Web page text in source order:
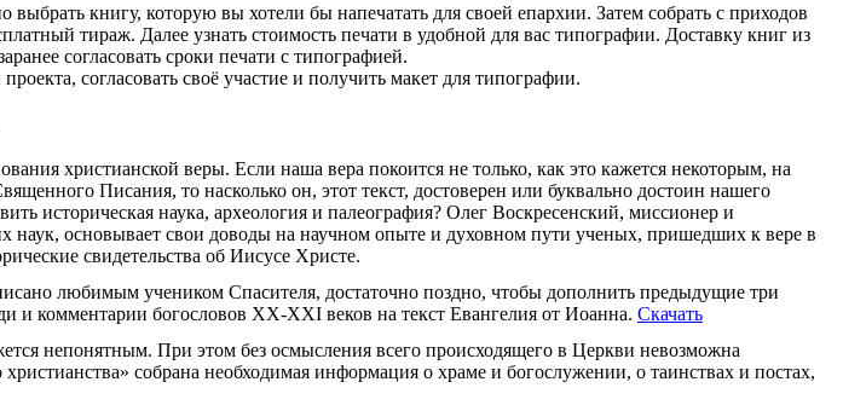
выбрать книгу, которую вы хотели бы напечатать для своей епархии. Затем собрать с приходов
тираж. Далее узнать стоимость печати в удобной для вас типографии. Доставку книг из
согласовать сроки печати с типографией.
согласовать своё участие и получить макет для типографии.
христианской веры. Если наша вера покоится не только, как это кажется некоторым, на
Писания, то насколько он, этот текст, достоверен или буквально достоин нашего
историческая наука, археология и палеография? Олег Воскресенский, миссионер и
наук, основывает свои доводы на научном опыте и духовном пути ученых, пришедших к вере в
свидетельства об Иисусе Христе.
любимым учеником Спасителя, достаточно поздно, чтобы дополнить предыдущие три
и комментарии богословов XX-XXI веков на текст Евангелия от Иоанна. Скачать
непонятным. При этом без осмысления всего происходящего в Церкви невозможна
собрана необходимая информация о храме и богослужении, о таинствах и постах,